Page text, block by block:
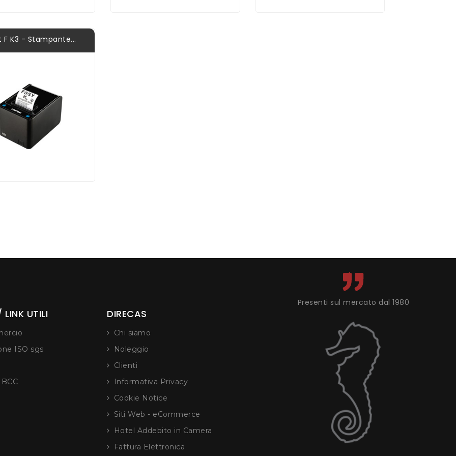
F K3 - Stampante...
LINK UTILI
ISO sgs
DIRECAS
Chi siamo
Noleggio
Clienti
Informativa Privacy
Cookie Notice
Siti Web - eCommerce
Hotel Addebito in Camera
Fattura Elettronica
Presenti sul mercato dal 1980